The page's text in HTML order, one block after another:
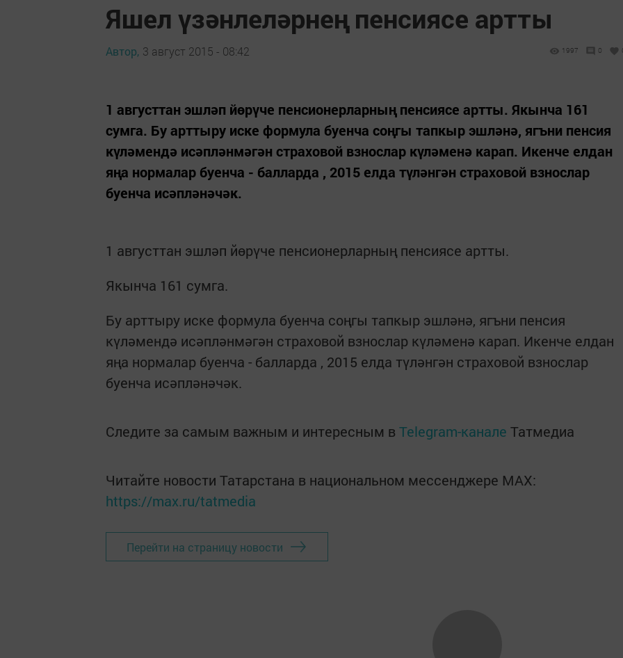
Яшел үзәнлеләрнең пенсиясе артты
Автор, 3 август 2015 - 08:42 1997 0
1 августтан эшләп йөрүче пенсионерларның пенсиясе артты. Якынча 161
сумга. Бу арттыру иске формула буенча соңгы тапкыр эшләнә, ягъни пенсия
күләмендә исәпләнмәгән страховой взнослар күләменә карап. Икенче елдан
яңа нормалар буенча - балларда , 2015 елда түләнгән страховой взнослар
буенча исәпләнәчәк.
1 августтан эшләп йөрүче пенсионерларның пенсиясе артты.
Якынча 161 сумга.
Бу арттыру иске формула буенча соңгы тапкыр эшләнә, ягъни пенсия
күләмендә исәпләнмәгән страховой взнослар күләменә карап. Икенче елдан
яңа нормалар буенча - балларда , 2015 елда түләнгән страховой взнослар
буенча исәпләнәчәк.
Следите за самым важным и интересным в Telegram-канале Татмедиа
Читайте новости Татарстана в национальном мессенджере MАХ:
https://max.ru/tatmedia
Перейти на страницу новости